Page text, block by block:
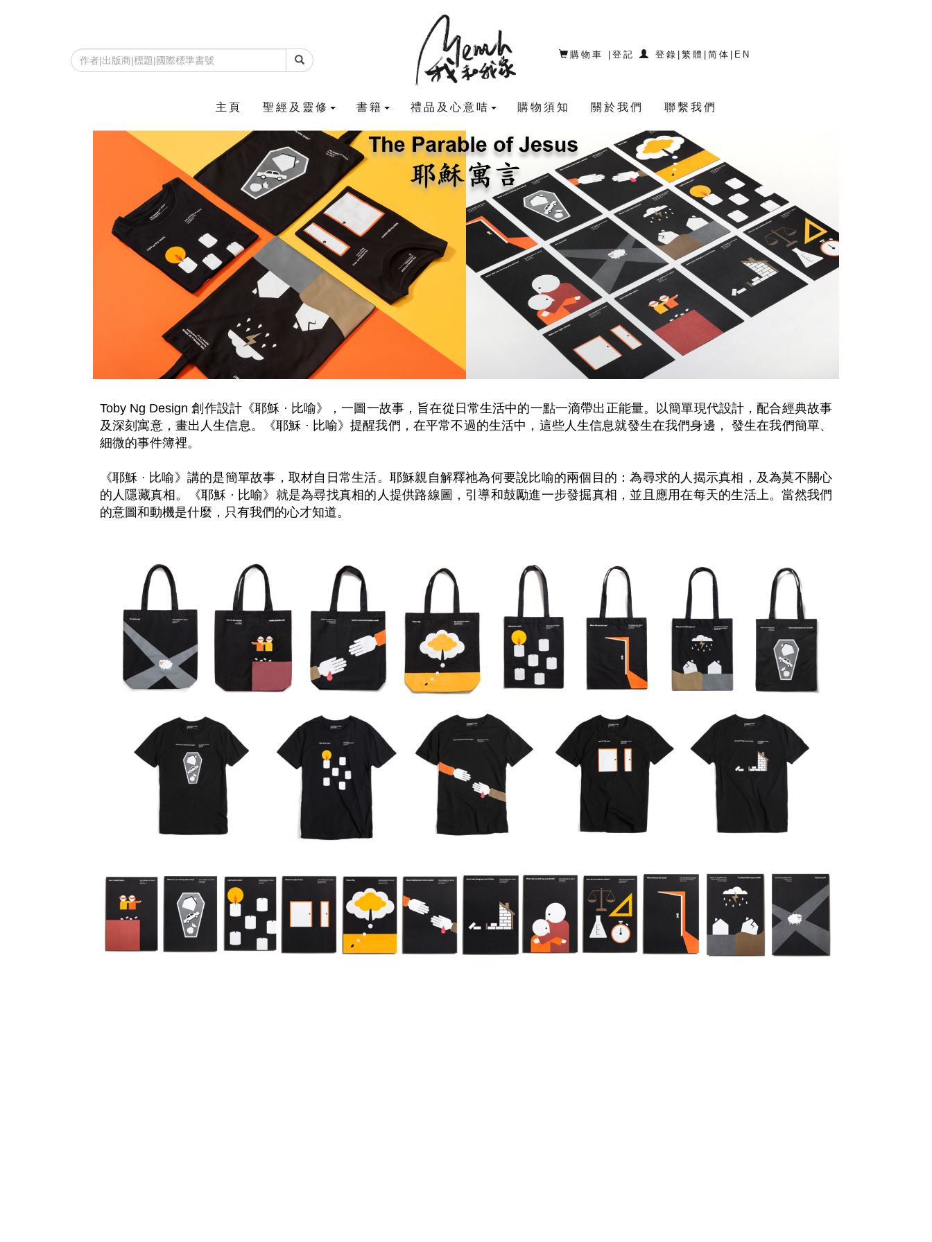
主頁 聖經及靈修 書籍 禮品及心意咭 購物須知 關於我們 聯繫我們
購物車 |登記 登錄 |繁體 |简体 EN
Toby Ng Design 創作設計《耶穌 · 比喻》，一圖一故事，旨在從日常生活中的一點一滴帶出正能量。以簡單現代設計，配合經典故事
及深刻寓意，畫出人生信息。《耶穌 · 比喻》提醒我們，在平常不過的生活中，這些人生信息就發生在我們身邊， 發生在我們簡單、
細微的事件簿裡。
《耶穌 · 比喻》講的是簡單故事，取材自日常生活。耶穌親自解釋祂為何要說比喻的兩個目的：為尋求的人揭示真相，及為莫不關心
的人隱藏真相。《耶穌 · 比喻》就是為尋找真相的人提供路線圖，引導和鼓勵進一步發掘真相，並且應用在每天的生活上。當然我們